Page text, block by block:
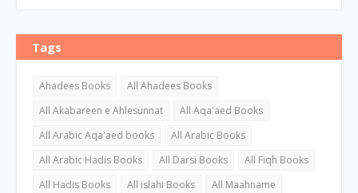
Tags
Ahadees Books
All Ahadees Books
All Akabareen e Ahlesunnat
All Aqa'aed Books
All Arabic Aqa'aed books
All Arabic Books
All Arabic Hadis Books
All Darsi Books
All Fiqh Books
All Hadis Books
All islahi Books
All Maahname